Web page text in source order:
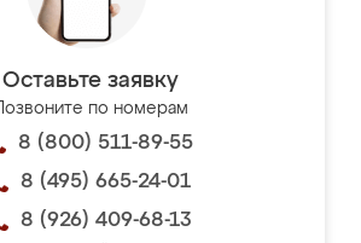
Оставьте заявку
Позвоните по номерам
8 (800) 511-89-55
8 (495) 665-24-01
8 (926) 409-68-13